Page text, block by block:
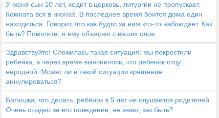
У меня сын 10 лет, ходит в церковь, литургии не пропускает.
Комната вся в иконах. В последнее время боится дома один
находиться. Говорит, что как будто за ним кто-то наблюдает. Как
быть? Помогите, я ему объясню с ваших слов.
Здравствуйте! Сложилась такая ситуация: мы покрестили
ребенка, а через время выяснилось, что ребенок отцу
неродной. Может ли в такой ситуации крещение
аннулироваться?
Батюшка, что делать: ребёнок в 5 лет не слушается родителей.
Очень стыдно за его поведение, не знаю, как быть?